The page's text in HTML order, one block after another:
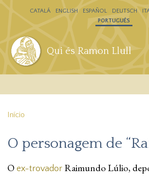
Passar para o conteúdo principal
Qui és Ramon Llull
CATALÁ ENGLISH ESPAÑOL DEUTSCH
PORTUGUÊS
Início
O personagem de
O ex-trovador Raimundo Lúlio,